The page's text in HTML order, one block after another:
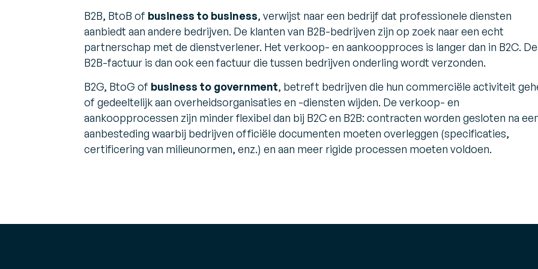
Vendor Management
Inventory (VMI)
Bouw een lean, vraaggestuurde
supply chain
aankomende evenementen
Over Ons
Maak kennis met Generix
Perspectieven en aanbevelingen van experts
over uitdagingen en oplossingen in de sector
B2B, BtoB of business to business, verwijst naar een bedrijf dat professionele diensten
aanbiedt aan andere bedrijven. De klanten van B2B-bedrijven zijn op zoek naar een echt
partnerschap met de dienstverlener. Het verkoop- en aankoopproces is langer dan in B2C. De
B2B-factuur is dan ook een factuur die tussen bedrijven onderling wordt verzonden.
B2G, BtoG of business to government, betreft bedrijven die hun commerciële activiteit
of gedeeltelijk aan overheidsorganisaties en -diensten wijden. De verkoop- en
aankoopprocessen zijn minder flexibel dan bij B2C en B2B: contracten worden gesloten na
aanbesteding waarbij bedrijven officiële documenten moeten overleggen (specificaties,
certificering van milieunormen, enz.) en aan meer rigide processen moeten voldoen.